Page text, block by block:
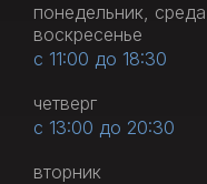
понедельник,
воскресенье
с 11:00 до 18:30
четверг
с 13:00 до 20:30
вторник